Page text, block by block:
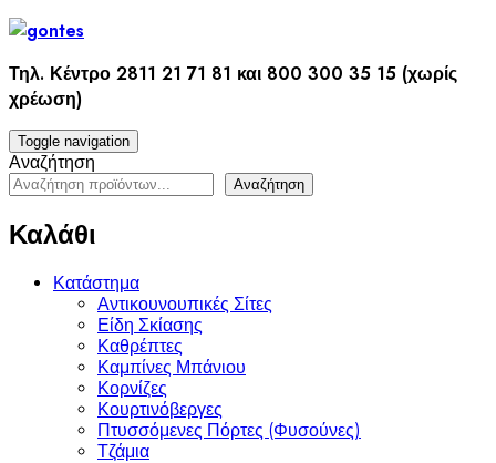
Skip
Τηλ. Κέντρο 2811 21 71 81 και 800 300 35 15 (χωρίς
χρέωση)
Toggle navigation
Αναζήτηση
Αναζήτηση
Καλάθι
Κατάστημα
Αντικουνουπικές Σίτες
Είδη Σκίασης
Καθρέπτες
Καμπίνες Μπάνιου
Κορνίζες
Κουρτινόβεργες
Πτυσσόμενες Πόρτες (Φυσούνες)
Τζάμια